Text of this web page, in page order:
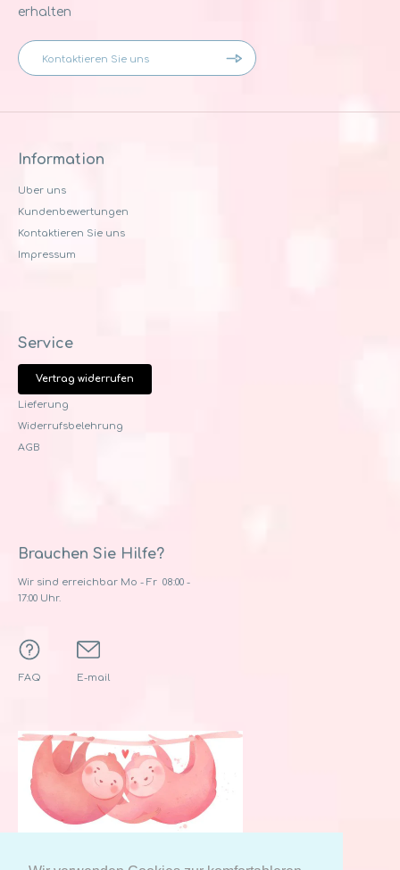
erhalten
Information
Uber uns
Kundenbewertungen
Kontaktieren Sie uns
Impressum
Service
Vertrag widerrufen
Lieferung
Widerrufsbelehrung
AGB
Brauchen Sie Hilfe?
Wir sind erreichbar Mo - Fr 08:00 -
17:00 Uhr.
FAQ E-mail